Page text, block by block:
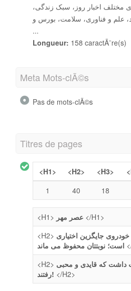
مختلف اخبار روز، سبک زندگی،
علم و فناوری، سلامت، بورس و
...
Longueur: 158 caractÃ¨re(s)
Meta Mots-clÃ©s
Pas de mots-clÃ©s
Titres de pages
<H1> <H2> <H3>
1
40 18
<H1> عصر مهر </H1>
<H2> جایگزین اختیاری
است؛ نوبتتان محفوظ می ماند
<H2> داشت که قایدی و محبی
رفتند! </H2>